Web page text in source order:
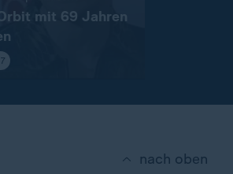
mit 69 Jahren
nach oben